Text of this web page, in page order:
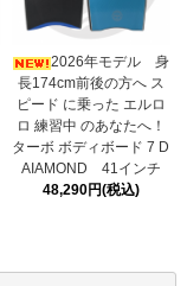
2026年モデル 身
長174cm前後の方へ ス
ピード に乗った エルロ
ロ 練習中 のあなたへ！
ターボ ボディボード 7 D
AIAMOND 41インチ
48,290円(税込)